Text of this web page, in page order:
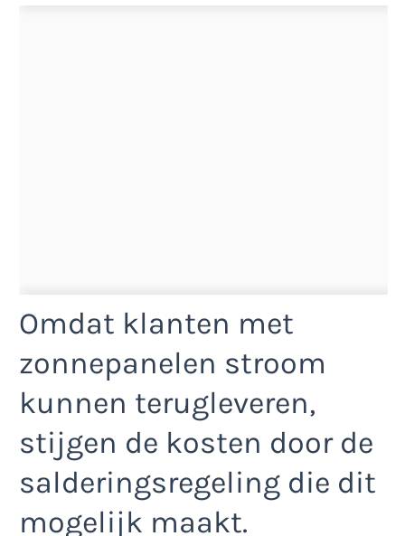
Omdat klanten met
zonnepanelen stroom
kunnen terugleveren,
stijgen de kosten door de
salderingsregeling die dit
mogelijk maakt.